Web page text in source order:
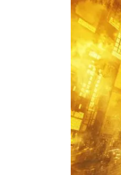
Guides